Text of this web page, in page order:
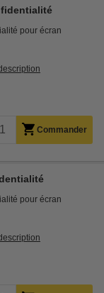
pour écran
Commander
pour écran